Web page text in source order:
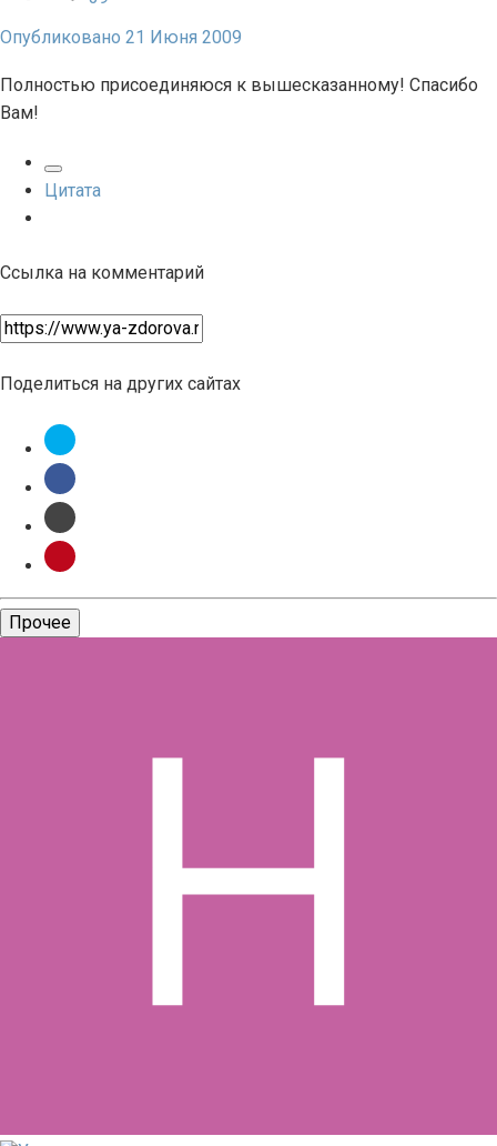
Опубликовано 21 Июня 2009
Полностью присоединяюся к вышесказанному! Спасибо
Вам!
Цитата
Ссылка на комментарий
Поделиться на других сайтах
Прочее